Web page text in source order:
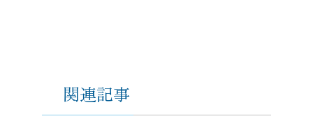
関連記事